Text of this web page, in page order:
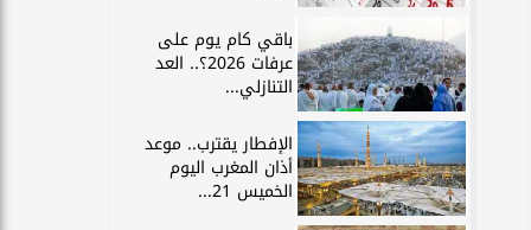
باقي كام يوم على
عرفات 2026؟.. العد
التنازلي...
الإفطار يقترب.. موعد
أذان المغرب اليوم
الخميس 21...